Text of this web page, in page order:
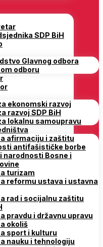
SDP BiH
Glavnog odbora
odboru
ekonomski razvoj
razvoj SDP BiH
lokalnu samoupravu
afirmaciju i zaštitu
antifašističke borbe
narodnosti Bosne i
turizam
reformu ustava i ustavna
rad i socijalnu zaštitu
pravdu i državnu upravu
okoliš
sport i kulturu
nauku i tehnologiju